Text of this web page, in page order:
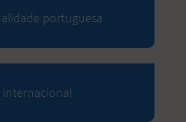
portuguesa